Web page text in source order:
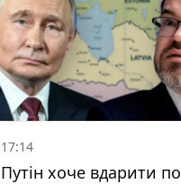
17:14
Путін хоче вдарити по